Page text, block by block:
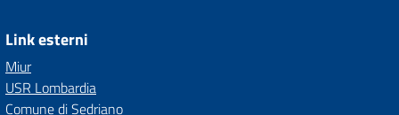
Link esterni
Miur
USR Lombardia
Comune di Sedriano